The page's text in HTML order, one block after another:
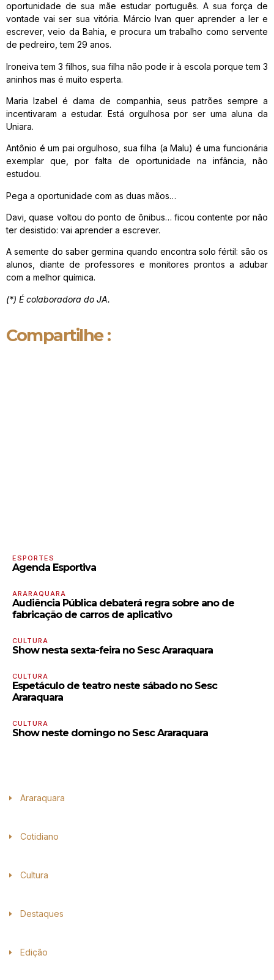
oportunidade de sua mãe estudar português. A sua força de
vontade vai ser sua vitória. Márcio Ivan quer aprender a ler e
escrever, veio da Bahia, e procura um trabalho como servente
de pedreiro, tem 29 anos.
Ironeiva tem 3 filhos, sua filha não pode ir à escola porque tem 3
aninhos mas é muito esperta.
Maria Izabel é dama de companhia, seus patrões sempre a
incentivaram a estudar. Está orgulhosa por ser uma aluna da
Uniara.
Antônio é um pai orgulhoso, sua filha (a Malu) é uma funcionária
exemplar que, por falta de oportunidade na infância, não
estudou.
Pega a oportunidade com as duas mãos…
Davi, quase voltou do ponto de ônibus… ficou contente por não
ter desistido: vai aprender a escrever.
A semente do saber germina quando encontra solo fértil: são os
alunos, diante de professores e monitores prontos a adubar
com a melhor química.
(*) É colaboradora do JA.
Compartilhe :
ESPORTES
Agenda Esportiva
ARARAQUARA
Audiência Pública debaterá regra sobre ano de
fabricação de carros de aplicativo
CULTURA
Show nesta sexta-feira no Sesc Araraquara
CULTURA
Espetáculo de teatro neste sábado no Sesc
Araraquara
CULTURA
Show neste domingo no Sesc Araraquara
Araraquara
Cotidiano
Cultura
Destaques
Edição